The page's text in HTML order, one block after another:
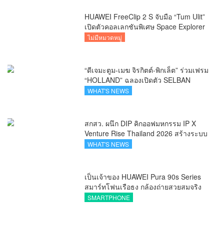
HUAWEI FreeClip 2 S จับมือ “Tum Ulit”
เปิดตัวคอลเลกชันพิเศษ Space Explorer
ถ่ายทอดศิลปะบนเคสหูฟัง
ไม่มีหมวดหมู่
“ดีเจมะตูม-เมฆ จิรกิตต์-พิกเล็ต” ร่วมเฟรม
“HOLLAND” ฉลองเปิดตัว SELBAN
แบรนด์แฟชั่นครีเอทีฟ เชื่อมคัลเจอร์ไทย-
WHAT'S NEWS
สกสว. ผนึก DIP คิกออฟมหกรรม IP X
Venture Rise Thailand 2026 สร้างระบบ
นิเวศเชื่อมทรัพย์สินทางปัญญาผ่าน
WHAT'S NEWS
เป็นเจ้าของ HUAWEI Pura 90s Series
สมาร์ทโฟนเรือธง กล้องถ่ายสวยสมจริง
ทุกระยะ พร้อมของสมนาคุณและสิทธิ
SMARTPHONE